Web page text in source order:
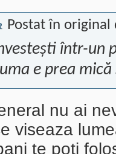
Postat în original
într-un
e prea
nu ai
viseaza
te poti